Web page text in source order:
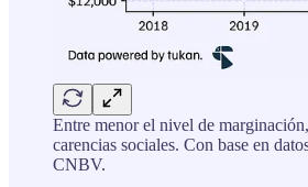
Entre menor el nivel de
carencias sociales. Con base en
CNBV.